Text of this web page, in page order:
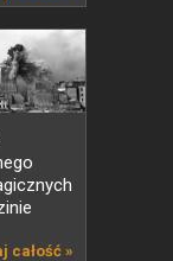
całość »